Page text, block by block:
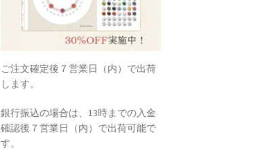
ご注文確定後７営業日（内）で出荷
します。
銀行振込の場合は、13時までの入金
確認後７営業日（内）で出荷可能で
す。